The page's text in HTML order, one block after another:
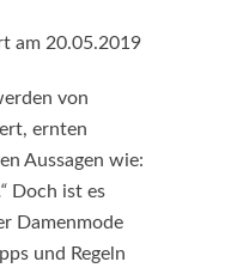
am 20.05.2019
von
ernten
Aussagen wie:
Doch ist es
Damenmode
und Regeln